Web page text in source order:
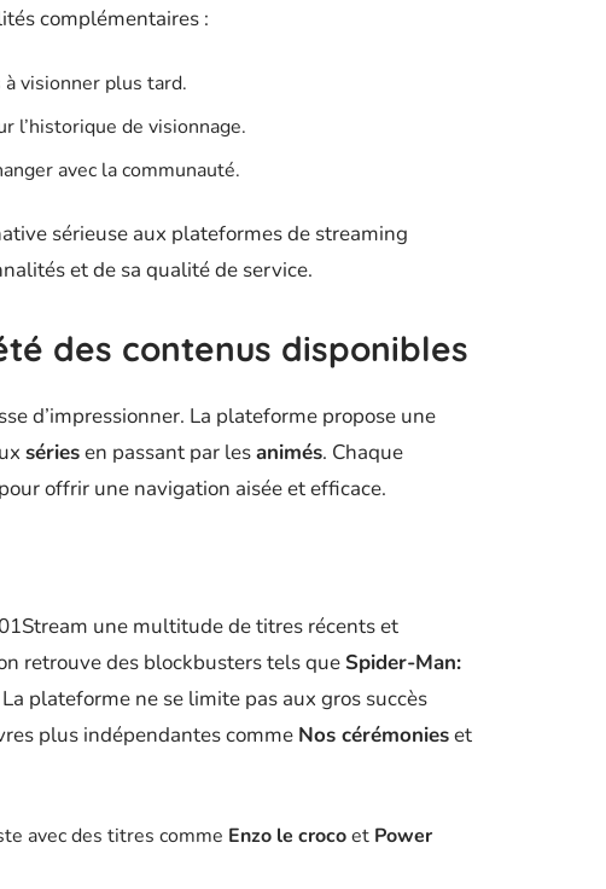
complémentaires :
visionner plus tard.
l’historique de visionnage.
avec la communauté.
sérieuse aux plateformes de streaming
et de sa qualité de service.
des contenus disponibles
d’impressionner. La plateforme propose une
sériesen passant par lesanimés. Chaque
offrir une navigation aisée et efficace.
une multitude de titres récents et
retrouve des blockbusters tels que Spider-Man:
La plateforme ne se limite pas aux gros succès
plus indépendantes comme Nos cérémonieset
avec des titres comme Enzo le crocoet Power